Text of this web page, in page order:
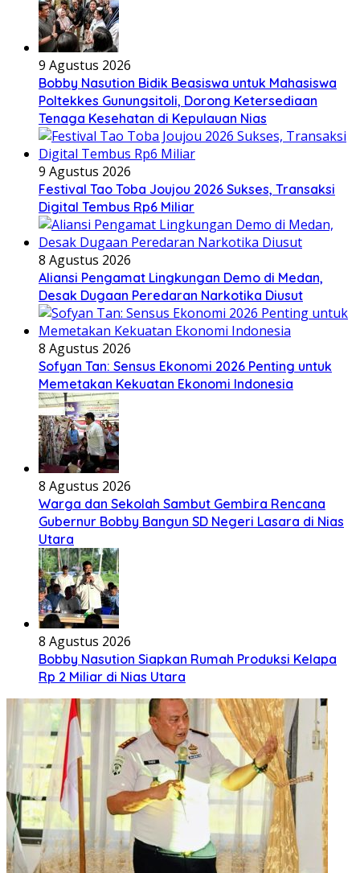
9 Agustus 2026
Bobby Nasution Bidik Beasiswa untuk Mahasiswa
Poltekkes Gunungsitoli, Dorong Ketersediaan
Tenaga Kesehatan di Kepulauan Nias
9 Agustus 2026
Festival Tao Toba Joujou 2026 Sukses, Transaksi
Digital Tembus Rp6 Miliar
8 Agustus 2026
Aliansi Pengamat Lingkungan Demo di Medan,
Desak Dugaan Peredaran Narkotika Diusut
8 Agustus 2026
Sofyan Tan: Sensus Ekonomi 2026 Penting untuk
Memetakan Kekuatan Ekonomi Indonesia
8 Agustus 2026
Warga dan Sekolah Sambut Gembira Rencana
Gubernur Bobby Bangun SD Negeri Lasara di Nias
Utara
8 Agustus 2026
Bobby Nasution Siapkan Rumah Produksi Kelapa
Rp 2 Miliar di Nias Utara